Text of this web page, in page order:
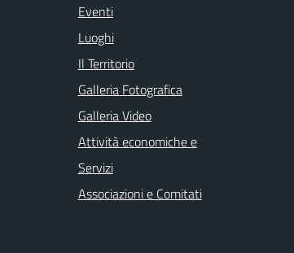
Eventi
Luoghi
Il Territorio
Galleria Fotografica
Galleria Video
Attività economiche e
Servizi
Associazioni e Comitati